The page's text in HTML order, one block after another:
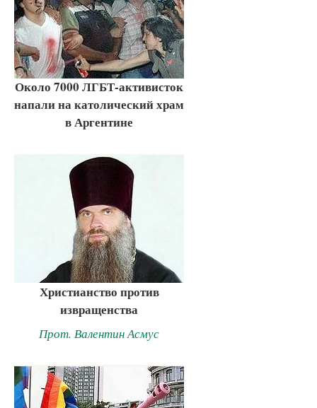
Около 7000 ЛГБТ-активисток
напали на католический храм
в Аргентине
Христианство против
извращенства
Прот. Валентин Асмус